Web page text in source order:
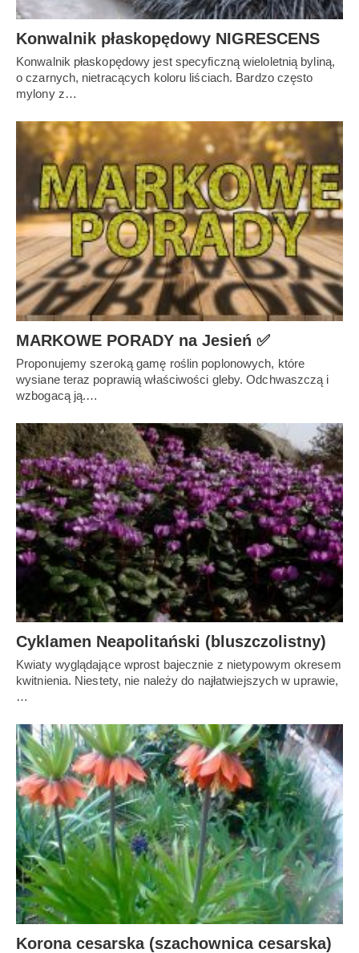
Konwalnik płaskopędowy NIGRESCENS
Konwalnik płaskopędowy jest specyficzną wieloletnią byliną,
o czarnych, nietracących koloru liściach. Bardzo często
mylony z…
MARKOWE PORADY na Jesień ✅
Proponujemy szeroką gamę roślin poplonowych, które
wysiane teraz poprawią właściwości gleby. Odchwaszczą i
wzbogacą ją.…
Cyklamen Neapolitański (bluszczolistny)
Kwiaty wyglądające wprost bajecznie z nietypowym okresem
kwitnienia. Niestety, nie należy do najłatwiejszych w uprawie,
…
Korona cesarska (szachownica cesarska)